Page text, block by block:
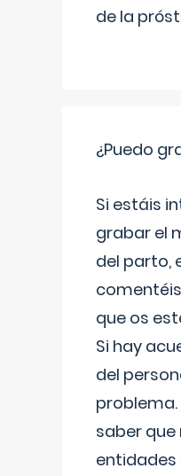
de la
¿Puedo
Si estáis
grabar el
del parto,
que os
Si hay
del
problema.
saber